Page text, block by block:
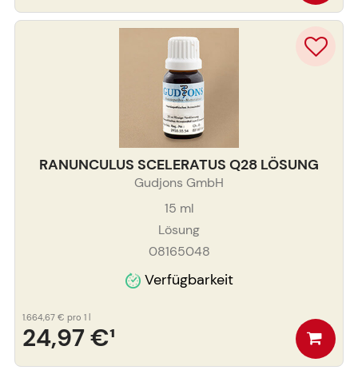
RANUNCULUS SCELERATUS Q28 LÖSUNG
Gudjons GmbH
15 ml
Lösung
08165048
Verfügbarkeit
24,97 €¹
1.664,67 € pro 1 l